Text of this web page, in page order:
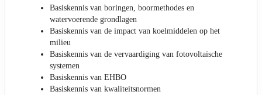
Basiskennis van boringen, boormethodes en
watervoerende grondlagen
Basiskennis van de impact van koelmiddelen op het
milieu
Basiskennis van de vervaardiging van fotovoltaïsche
systemen
Basiskennis van EHBO
Basiskennis van kwaliteitsnormen